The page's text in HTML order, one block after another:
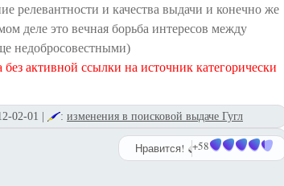
релевантности и качества выдачи и конечно же
деле это вечная борьба интересов между
недобросовестными)
активной ссылки на источник категорически
02-01 | : изменения в поисковой выдаче Гугл
Нравится! +58